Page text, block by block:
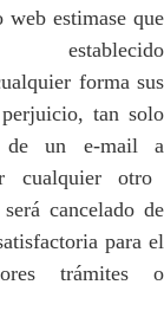
estimase que
forma sus
tan solo
de un e-mail a
otro
cancelado de
para el
trámites o